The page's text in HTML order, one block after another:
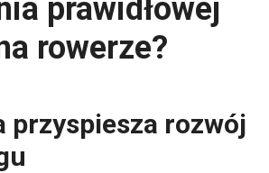
prawidłowej
rowerze?
przyspiesza rozwój